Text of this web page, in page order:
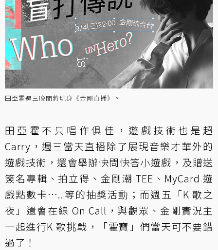
田亞霍週三晚間將現身《金剛直播》。
田亞霍不只唱作俱佳，遊戲技術也是超
Carry，週三當天直播除了展現音樂才華外的
遊戲技術，還會舉辦快問快答小遊戲，及贈送
簽名專輯、拍立得、金剛潮 TEE、MyCard 遊
戲點數卡…..等的抽獎活動；而週五「K 歌之
夜」還會在線 On Call，與觀眾、金剛實況主
一起進行K 歌挑戰，「霍寶」們當天可不要錯
過了！